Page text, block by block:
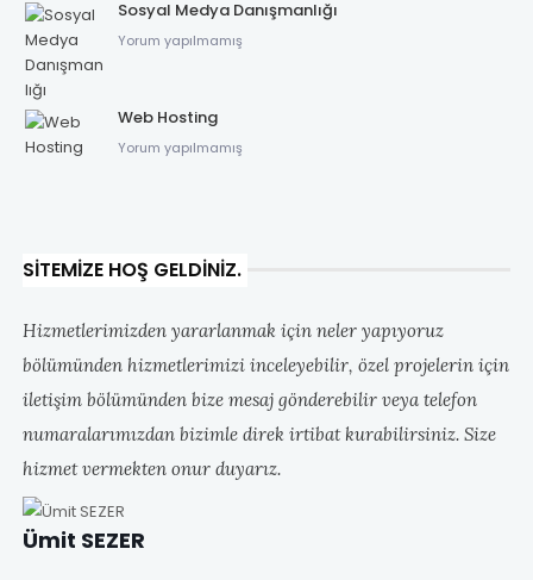
Sosyal Medya Danışmanlığı
Yorum yapılmamış
Web Hosting
Yorum yapılmamış
SITEMIZE HOŞ GELDINIZ.
Hizmetlerimizden yararlanmak için neler yapıyoruz
bölümünden hizmetlerimizi inceleyebilir, özel projelerin için
iletişim bölümünden bize mesaj gönderebilir veya telefon
numaralarımızdan bizimle direk irtibat kurabilirsiniz. Size
hizmet vermekten onur duyarız.
Ümit SEZER